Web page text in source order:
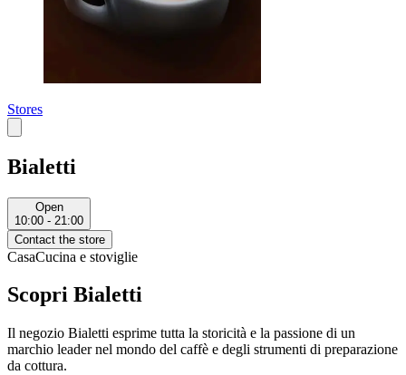
Stores
Bialetti
Open
10:00 - 21:00
Contact the store
CasaCucina e stoviglie
Scopri Bialetti
Il negozio Bialetti esprime tutta la storicità e la passione di un
marchio leader nel mondo del caffè e degli strumenti di preparazione
da cottura.